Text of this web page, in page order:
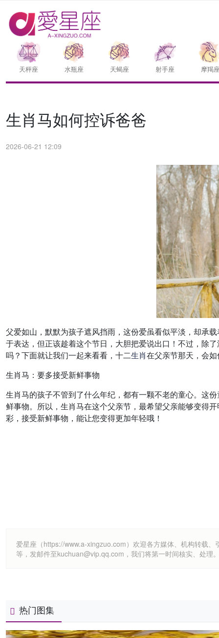
天枰座 水瓶座 天蝎座 射手座 摩羯
生肖马如何控诉爸爸
2026-06-21 12:09
父爱如山，默默为孩子遮风挡雨，这份爱虽看似平淡，却承
于表达，但正该趁着这个节日，大胆把爱说出口！不过，除
吗？下面就让我们一起来看看，十二生肖在父亲节那天，会
生肖马：要多接受新鲜事物
生肖马的孩子不管到了什么年纪，都有一颗不老的童心。这
鲜事物。所以，生肖马在这个父亲节，最希望父亲能够变得
彩，接受新鲜事物，能让您变得更加年轻哦！
爱星座（https://www.a-xingzuo.com）欢迎各方媒体、机构转载
等，发邮件至kuchuan@vip.qq.com，我们将第一时间核实、处理
热门图集